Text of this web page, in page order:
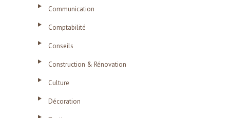
Communication
Comptabilité
Conseils
Construction & Rénovation
Culture
Décoration